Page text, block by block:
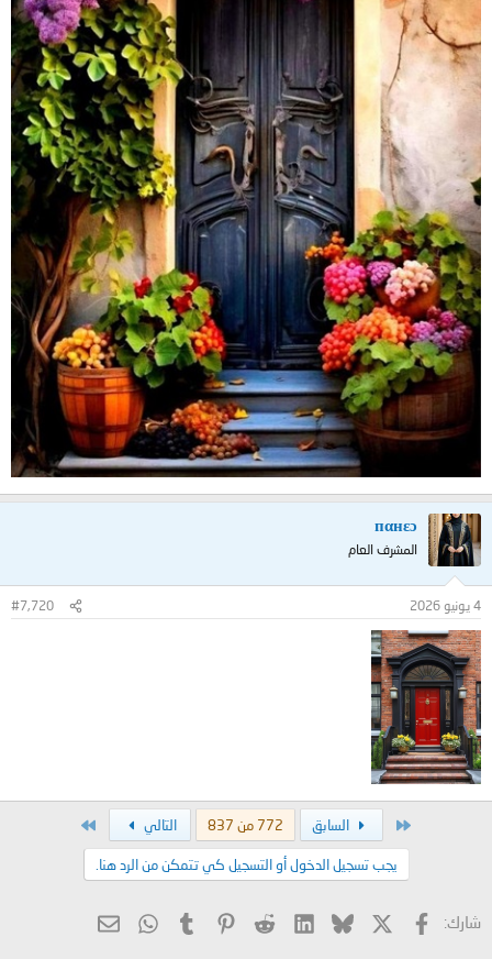
пαнεɔ
المشرف العام
4 يونيو 2026 #7,720
السابق 772 من 837 التالي
يجب تسجيل الدخول أو التسجيل كي تتمكن من الرد هنا.
شارك: فيسبوك Bluesky
LinkedIn
Reddit
Pinterest
Tumblr
WhatsApp
البريد